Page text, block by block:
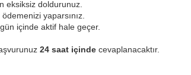
eksiksiz doldurunuz.
yaparsınız.
içinde aktif hale geçer.
24 saat içinde cevaplanacaktır.